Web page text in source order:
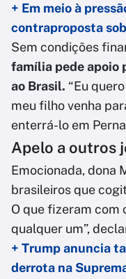
+ Em meio à
contraproposta
Sem condições
família pede apoio
ao Brasil. “Eu
meu filho venha
enterrá-lo em
Apelo a outros
Emocionada, dona
brasileiros que
O que fizeram com
qualquer um”,
+ Trump anuncia
derrota na